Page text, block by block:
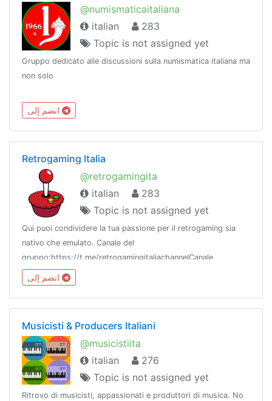
@numismaticaitaliana
italian
283
Topic is not assigned yet
Gruppo dedicato alle discussioni sulla numismatica italiana ma
non solo
Retrogaming Italia
@retrogamingita
italian
283
Topic is not assigned yet
Qui puoi condividere la tua passione per il retrogaming sia
nativo che emulato. Canale del
gruppo:https://t.me/retrogamingitaliachannelCanale
rom:https://t.me/joinchat/AAAAAFeZdGidpE2P3OR3_wQuesto
gruppo appartiene a @flamesnetwork
Musicisti & Producers Italiani
@musicistiita
italian
276
Topic is not assigned yet
Ritrovo di musicisti, appassionati e produttori di musica. No